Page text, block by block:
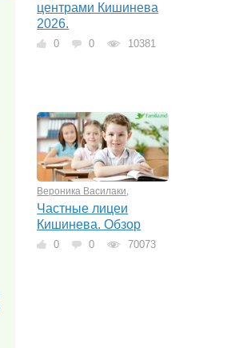
центрами Кишинева
2026.
0 0 10381
Вероника Василаки,
Частные лицеи
Кишинева. Обзор
0 0 70073